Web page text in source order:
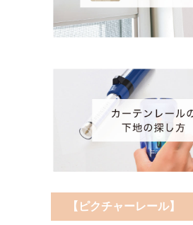
【ピクチャーレール】